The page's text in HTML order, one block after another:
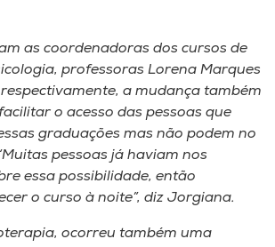
as coordenadoras dos cursos de
professoras Lorena Marques
a mudança também
o acesso das pessoas que
graduações mas não podem no
pessoas já haviam nos
essa possibilidade, então
o curso à noite”, diz Jorgiana.
ocorreu também uma